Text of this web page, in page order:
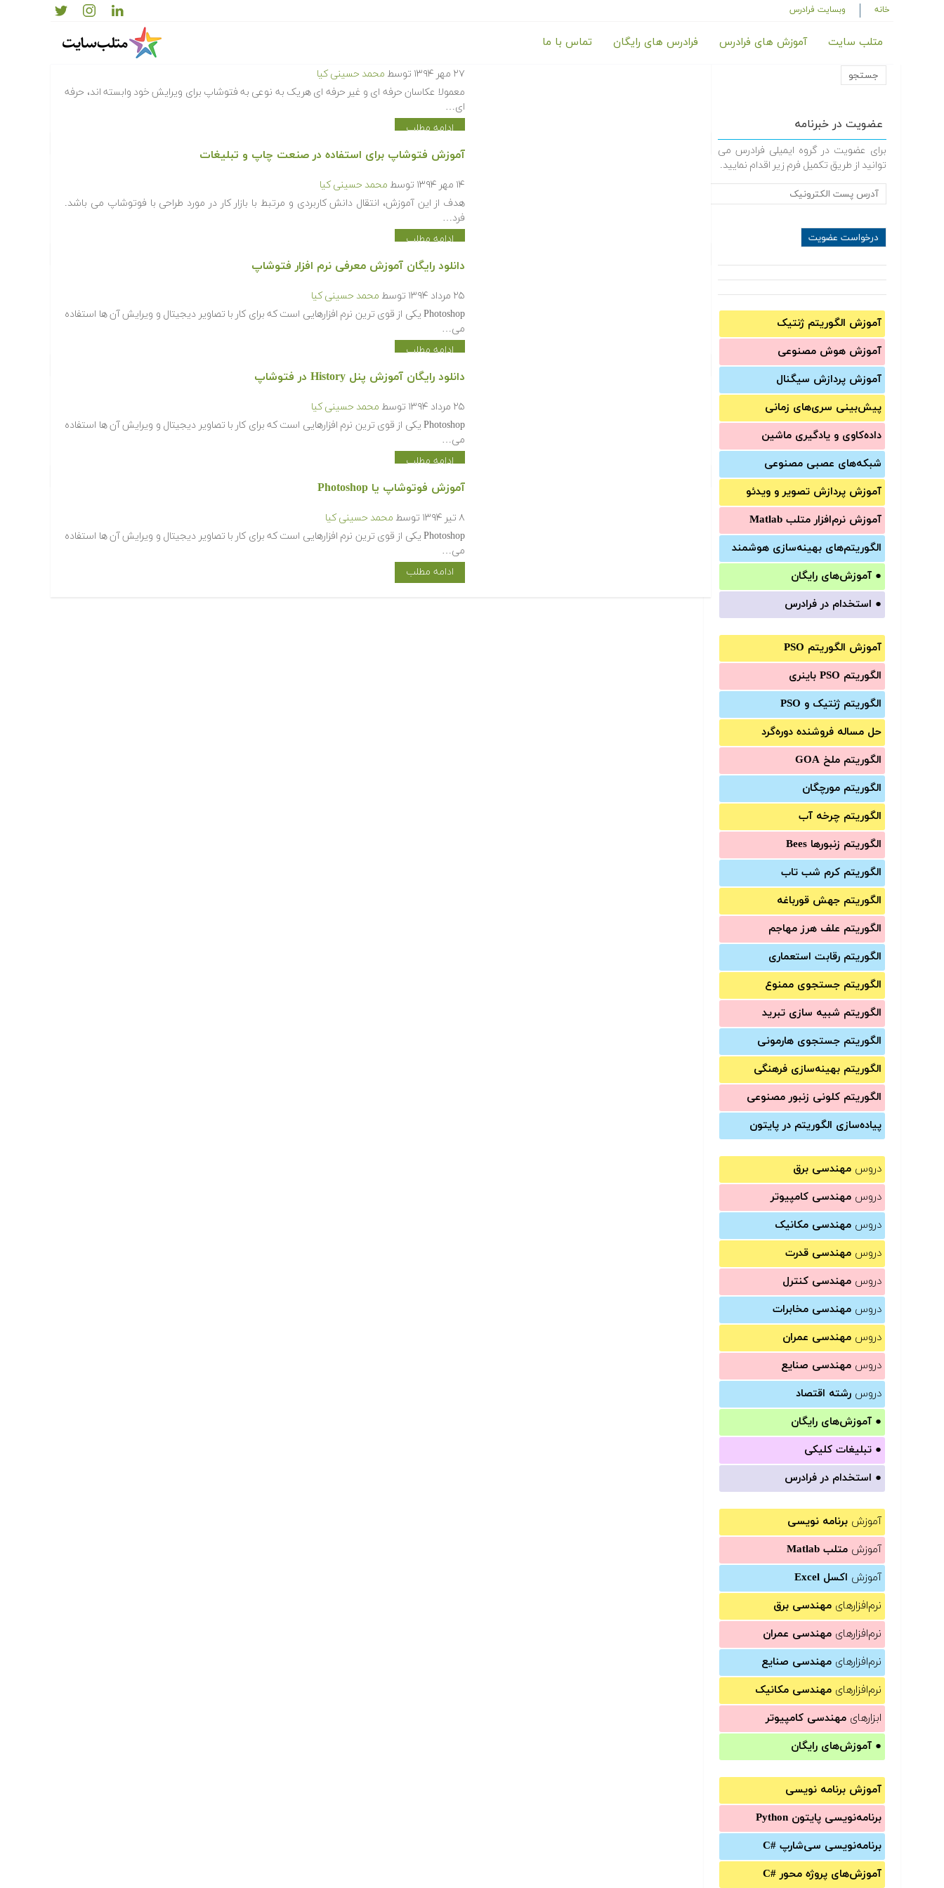
خانه وبسایت فرادرس
متلب سایت آموزش های فرادرس فرادرس های رایگان تماس با ما
عضویت در خبرنامه
برای عضویت در گروه ایمیلی فرادرس می
توانید از طریق تکمیل فرم زیر اقدام نمایید.
آموزش الگوریتم ژنتیک
آموزش‌ هوش مصنوعی
آموزش‌ پردازش سیگنال
پیش‌‌بینی سری‌‌های زمانی
داده‌کاوی و یادگیری ماشین
شبکه‌های عصبی مصنوعی
آموزش‌ پردازش تصویر و ویدئو
آموزش‌ نرم‌افزار متلب Matlab
الگوریتم‌های بهینه‌سازی هوشمند
● آموزش‌های رایگان
● استخدام در فرادرس
آموزش الگوریتم PSO
الگوریتم PSO باینری
الگوریتم ژنتیک و PSO
حل مساله فروشنده دوره‌گرد
الگوریتم ملخ GOA
الگوریتم مورچگان
الگوریتم چرخه آب
الگوریتم زنبورها Bees
الگوریتم کرم شب تاب
الگوریتم جهش قورباغه
الگوریتم علف هرز مهاجم
الگوریتم رقابت استعماری
الگوریتم جستجوی ممنوع
الگوریتم شبیه سازی تبرید
الگوریتم جستجوی هارمونی
الگوریتم بهینه‌سازی فرهنگی
الگوریتم کلونی زنبور مصنوعی
پیاده‌سازی الگوریتم در پایتون
دروس مهندسی برق
دروس مهندسی کامپیوتر
دروس مهندسی مکانیک
دروس مهندسی قدرت
دروس مهندسی کنترل
دروس مهندسی مخابرات
دروس مهندسی عمران
دروس مهندسی صنایع
دروس رشته اقتصاد
● آموزش‌های رایگان
● تبلیغات کلیکی
● استخدام در فرادرس
آموزش برنامه نویسی
آموزش متلب Matlab
آموزش اکسل Excel
نرم‌افزارهای مهندسی برق
نرم‌افزارهای مهندسی عمران
نرم‌افزارهای مهندسی صنایع
نرم‌افزارهای مهندسی مکانیک
ابزارهای مهندسی کامپیوتر
● آموزش‌های رایگان
آموزش برنامه نویسی
برنامه‌نویسی پایتون Python
برنامه‌‌نویسی سی‌شارپ C#‎
آموزش‌های پروژه محور #C
۲۷ مهر ۱۳۹۴ توسط محمد حسینی کیا
معمولا عکاسان حرفه ای و غیر حرفه ای هریک به نوعی به فتوشاپ برای ویرایش خود وابسته اند، حرفه
ای…
ادامه مطلب
آموزش فتوشاپ برای استفاده در صنعت چاپ و تبلیغات
۱۴ مهر ۱۳۹۴ توسط محمد حسینی کیا
هدف از این آموزش، انتقال دانش کاربردی و مرتبط با بازار کار در مورد طراحی با فوتوشاپ می باشد.
فرد…
ادامه مطلب
دانلود رایگان آموزش معرفی نرم افزار فتوشاپ
۲۵ مرداد ۱۳۹۴ توسط محمد حسینی کیا
Photoshop یکی از قوی ترین نرم افزارهایی است که برای کار با تصاویر دیجیتال و ویرایش آن ها استفاده
می…
ادامه مطلب
دانلود رایگان آموزش پنل History در فتوشاپ
۲۵ مرداد ۱۳۹۴ توسط محمد حسینی کیا
Photoshop یکی از قوی ترین نرم افزارهایی است که برای کار با تصاویر دیجیتال و ویرایش آن ها استفاده
می…
ادامه مطلب
آموزش فوتوشاپ یا Photoshop
۸ تیر ۱۳۹۴ توسط محمد حسینی کیا
Photoshop یکی از قوی ترین نرم افزارهایی است که برای کار با تصاویر دیجیتال و ویرایش آن ها استفاده
می…
ادامه مطلب